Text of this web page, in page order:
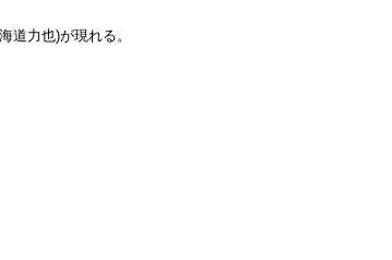
道力也)が現れる。